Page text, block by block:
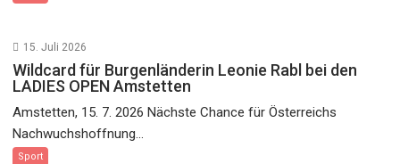
15. Juli 2026
Wildcard für Burgenländerin Leonie Rabl bei den
LADIES OPEN Amstetten
Amstetten, 15. 7. 2026 Nächste Chance für Österreichs
Nachwuchshoffnung...
Sport